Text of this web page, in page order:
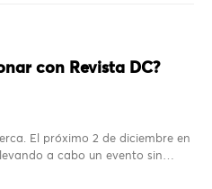
con Revista DC?
El próximo 2 de diciembre en
a cabo un evento sin…